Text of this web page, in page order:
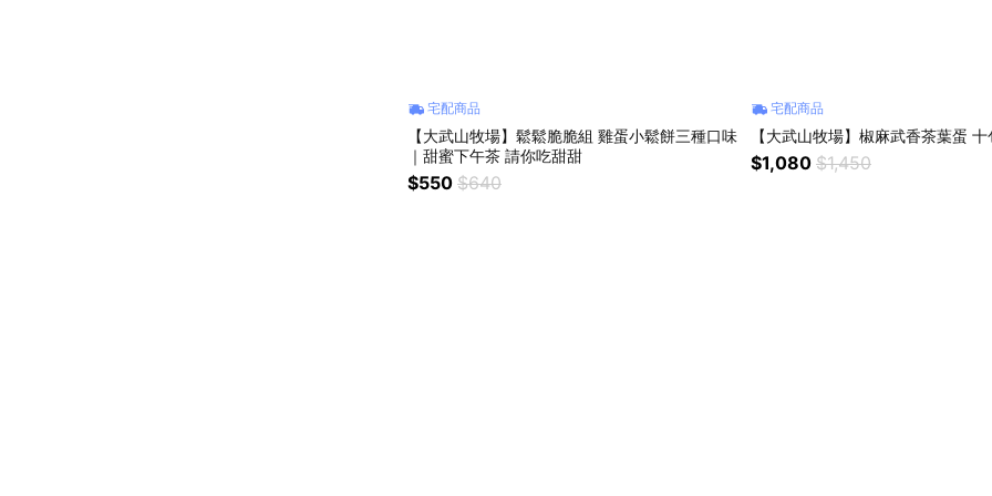
宅配商品
【大武山牧場】鬆鬆脆脆組 雞蛋小鬆餅三種口味
｜甜蜜下午茶 請你吃甜甜
$550 $640
宅配商品
【大武山牧場】椒麻武香茶葉蛋
$1,080 $1,450